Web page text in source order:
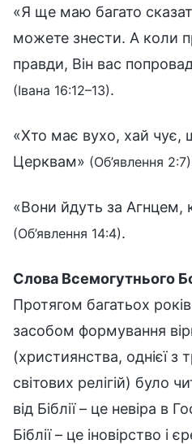
«Я ще маю багато
можете знести. А коли
правди, Він вас
(Івана 16:12–13).
«Хто має вухо, хай
Церквам» (Об’явлення 2:7)
«Вони йдуть за Агнцем,
(Об’явлення 14:4).
Слова Всемогутнього
Протягом багатьох
засобом формування
(християнства, однієї з
світових релігій) було
від Біблії – це невіра в
Біблії – це іновірство і